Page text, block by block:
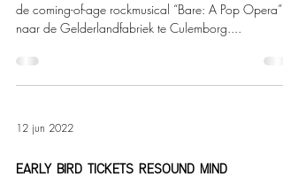
de coming-of-age rockmusical “Bare: A Pop Opera”
naar de Gelderlandfabriek te Culemborg....
12 jun 2022
EARLY BIRD TICKETS RESOUND MIND